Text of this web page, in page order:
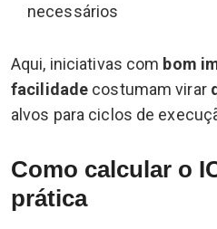
necessários
Aqui, iniciativas com bom
facilidade costumam virar
alvos para ciclos de
Como calcular o
prática